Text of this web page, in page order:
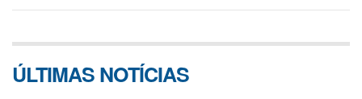
ÚLTIMAS NOTÍCIAS